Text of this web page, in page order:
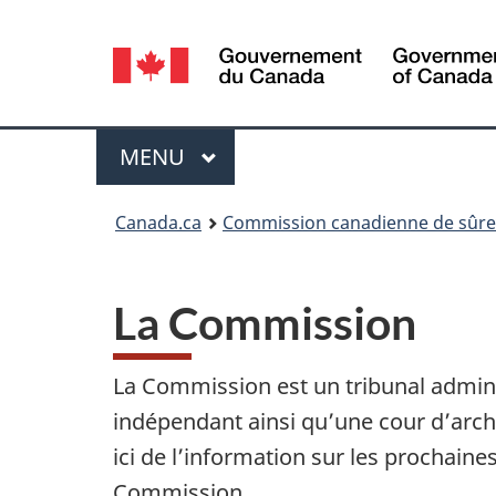
Sélection
de
la
langue
Menu
MENU PRINCIPAL
Canada.ca Commission canadienne de
La Commission
La Commission est un tribunal
indépendant ainsi qu’une cour
ici de l’information sur les